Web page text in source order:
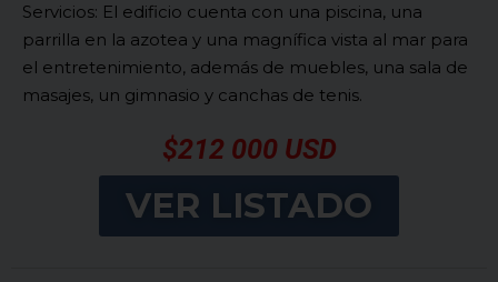
Servicios: El edificio cuenta con una piscina, una
parrilla en la azotea y una magnífica vista al mar para
el entretenimiento, además de muebles, una sala de
masajes, un gimnasio y canchas de tenis.
$212 000 USD
VER LISTADO